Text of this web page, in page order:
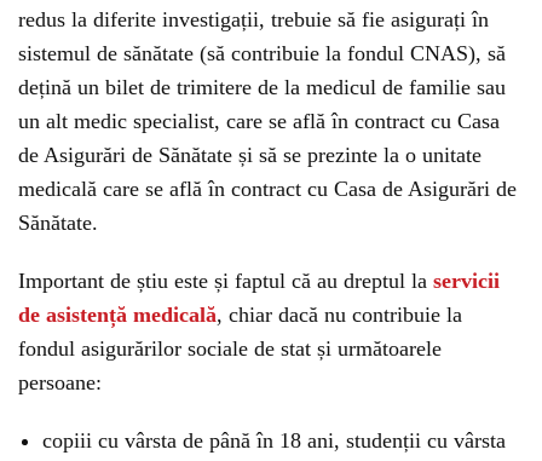
redus la diferite investigații, trebuie să fie asigurați în
sistemul de sănătate (să contribuie la fondul CNAS), să
dețină un bilet de trimitere de la medicul de familie sau
un alt medic specialist, care se află în contract cu Casa
de Asigurări de Sănătate și să se prezinte la o unitate
medicală care se află în contract cu Casa de Asigurări de
Sănătate.
Important de știu este și faptul că au dreptul la servicii
de asistență medicală, chiar dacă nu contribuie la
fondul asigurărilor sociale de stat și următoarele
persoane:
copiii cu vârsta de până în 18 ani, studenții cu vârsta